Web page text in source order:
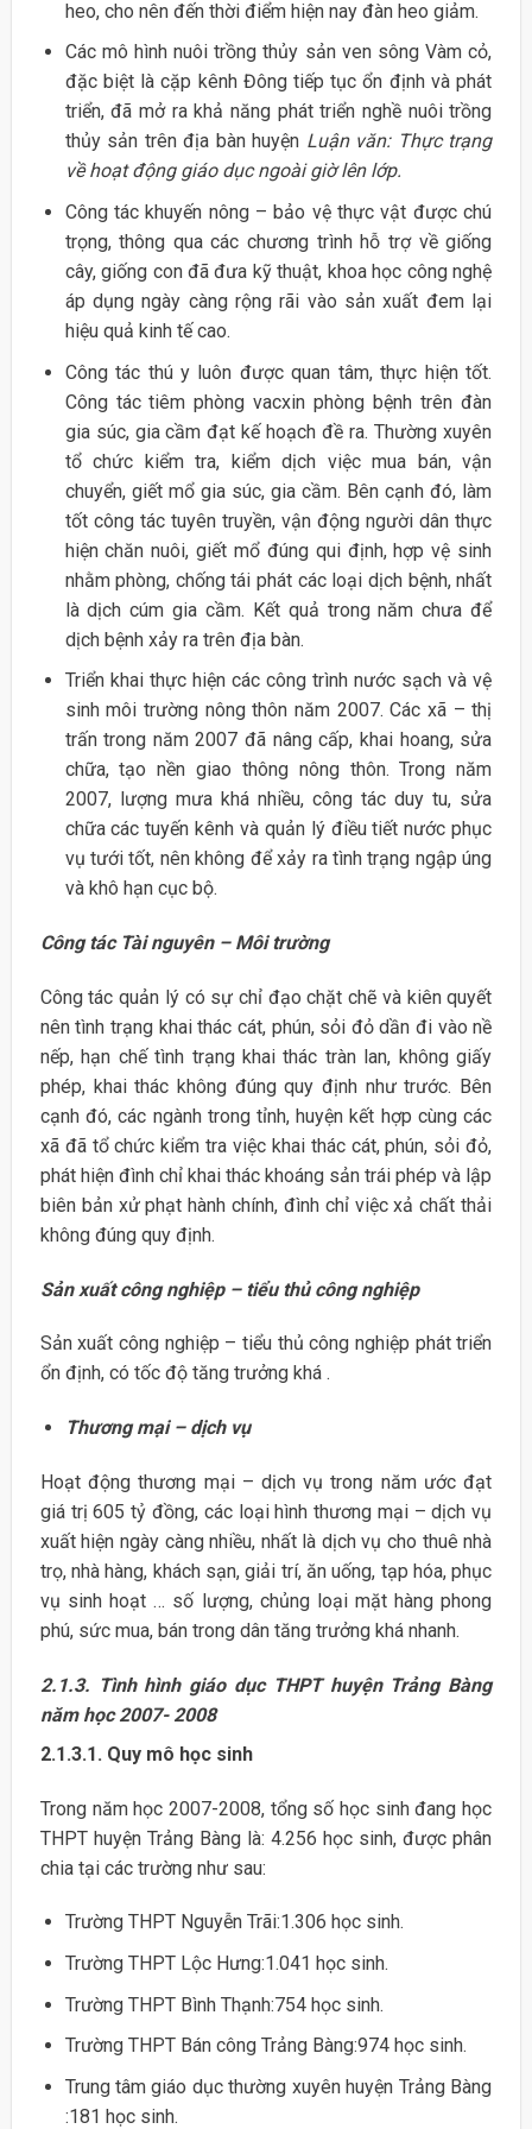
heo, cho nên đến thời điểm hiện nay đàn heo giảm.
Các mô hình nuôi trồng thủy sản ven sông Vàm cỏ,
đặc biệt là cặp kênh Đông tiếp tục ổn định và phát
triển, đã mở ra khả năng phát triển nghề nuôi trồng
thủy sản trên địa bàn huyện Luận văn: Thực trạng
về hoạt động giáo dục ngoài giờ lên lớp.
Công tác khuyến nông – bảo vệ thực vật được chú
trọng, thông qua các chương trình hỗ trợ về giống
cây, giống con đã đưa kỹ thuật, khoa học công nghệ
áp dụng ngày càng rộng rãi vào sản xuất đem lại
hiệu quả kinh tế cao.
Công tác thú y luôn được quan tâm, thực hiện tốt.
Công tác tiêm phòng vacxin phòng bệnh trên đàn
gia súc, gia cầm đạt kế hoạch đề ra. Thường xuyên
tổ chức kiểm tra, kiểm dịch việc mua bán, vận
chuyển, giết mổ gia súc, gia cầm. Bên cạnh đó, làm
tốt công tác tuyên truyền, vận động người dân thực
hiện chăn nuôi, giết mổ đúng qui định, hợp vệ sinh
nhằm phòng, chống tái phát các loại dịch bệnh, nhất
là dịch cúm gia cầm. Kết quả trong năm chưa để
dịch bệnh xảy ra trên địa bàn.
Triển khai thực hiện các công trình nước sạch và vệ
sinh môi trường nông thôn năm 2007. Các xã – thị
trấn trong năm 2007 đã nâng cấp, khai hoang, sửa
chữa, tạo nền giao thông nông thôn. Trong năm
2007, lượng mưa khá nhiều, công tác duy tu, sửa
chữa các tuyến kênh và quản lý điều tiết nước phục
vụ tưới tốt, nên không để xảy ra tình trạng ngập úng
và khô hạn cục bộ.
Công tác Tài nguyên – Môi trường
Công tác quản lý có sự chỉ đạo chặt chẽ và kiên quyết
nên tình trạng khai thác cát, phún, sỏi đỏ dần đi vào nề
nếp, hạn chế tình trạng khai thác tràn lan, không giấy
phép, khai thác không đúng quy định như trước. Bên
cạnh đó, các ngành trong tỉnh, huyện kết hợp cùng các
xã đã tổ chức kiểm tra việc khai thác cát, phún, sỏi đỏ,
phát hiện đình chỉ khai thác khoáng sản trái phép và lập
biên bản xử phạt hành chính, đình chỉ việc xả chất thải
không đúng quy định.
Sản xuất công nghiệp – tiểu thủ công nghiệp
Sản xuất công nghiệp – tiểu thủ công nghiệp phát triển
ổn định, có tốc độ tăng trưởng khá .
Thương mại – dịch vụ
Hoạt động thương mại – dịch vụ trong năm ước đạt
giá trị 605 tỷ đồng, các loại hình thương mại – dịch vụ
xuất hiện ngày càng nhiều, nhất là dịch vụ cho thuê nhà
trọ, nhà hàng, khách sạn, giải trí, ăn uống, tạp hóa, phục
vụ sinh hoạt … số lượng, chủng loại mặt hàng phong
phú, sức mua, bán trong dân tăng trưởng khá nhanh.
2.1.3. Tình hình giáo dục THPT huyện Trảng Bàng
năm học 2007- 2008
2.1.3.1. Quy mô học sinh
Trong năm học 2007-2008, tổng số học sinh đang học
THPT huyện Trảng Bàng là: 4.256 học sinh, được phân
chia tại các trường như sau:
Trường THPT Nguyễn Trãi:1.306 học sinh.
Trường THPT Lộc Hưng:1.041 học sinh.
Trường THPT Bình Thạnh:754 học sinh.
Trường THPT Bán công Trảng Bàng:974 học sinh.
Trung tâm giáo dục thường xuyên huyện Trảng Bàng
:181 học sinh.